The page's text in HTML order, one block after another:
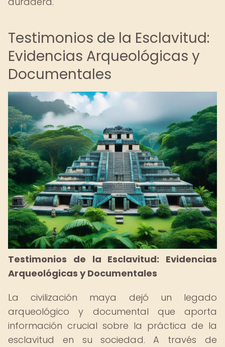
Testimonios de la Esclavitud:
Evidencias Arqueológicas y
Documentales
Testimonios de la Esclavitud: Evidencias
Arqueológicas y Documentales
La civilización maya dejó un legado
arqueológico y documental que aporta
información crucial sobre la práctica de la
esclavitud en su sociedad. A través de